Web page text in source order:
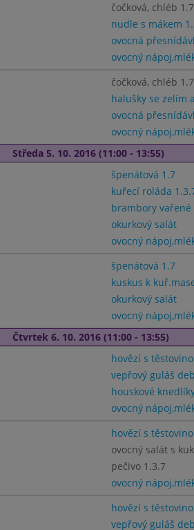
čočková, chléb 1.7
nudle s mákem
ovocná
ovocný
čočková, chléb 1.7
halušky se zelím
ovocná
ovocný
Středa 5. 10. 2016 (11:00 - 13:55)
špenátová 1.7
kuřecí roláda
brambory vařené
okurkový salát
ovocný
špenátová 1.7
kuskus k
okurkový salát
ovocný
Čtvrtek 6. 10. 2016 (11:00 - 13:55)
hovězí s
vepřový guláš
houskové
ovocný
hovězí s
ovocný salát s
pečivo 1.3.7
ovocný
hovězí s
vepřový guláš